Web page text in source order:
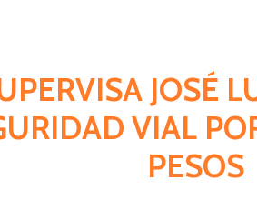
JOSÉ
VIAL
PESOS